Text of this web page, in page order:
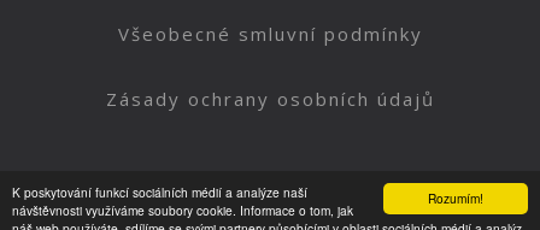
Rozumím!
K poskytování funkcí sociálních médií a analýze naší
návštěvnosti využíváme soubory cookie. Informace o tom, jak
Všeobecné smluvní podmínky
Zásady ochrany osobních údajů
Nahoru